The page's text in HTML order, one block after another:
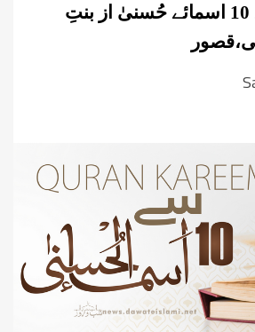
قرآنِ کریم سے 10 اسمائے حُسنیٰ از بنتِ